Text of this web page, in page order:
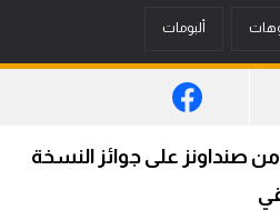
ألبومات
صنداونز على جوائز النسخة